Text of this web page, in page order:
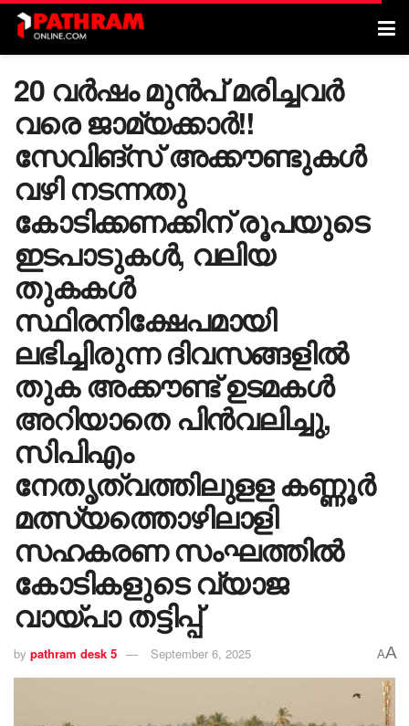
20 വർഷം മുൻപ് മരിച്ചവർ
വരെ ജാമ്യക്കാർ!!
സേവിങ്സ് അക്കൗണ്ടുകൾ
വഴി നടന്നതു
കോടിക്കണക്കിന് രൂപയുടെ
ഇടപാടുകൾ, വലിയ
തുകകൾ
സ്ഥിരനിക്ഷേപമായി
ലഭിച്ചിരുന്ന ദിവസങ്ങളിൽ
തുക അക്കൗണ്ട് ഉടമകൾ
അറിയാതെ പിൻവലിച്ചു,
സിപിഎം
നേതൃത്വത്തിലുളള കണ്ണൂർ
മത്സ്യത്തൊഴിലാളി
സഹകരണ സംഘത്തിൽ
കോടികളുടെ വ്യാജ
വായ്പാ തട്ടിപ്പ്
by pathram desk 5 September 6, 2025 AA